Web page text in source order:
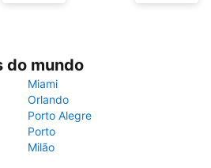
do mundo
Miami
Orlando
Porto Alegre
Porto
Milão